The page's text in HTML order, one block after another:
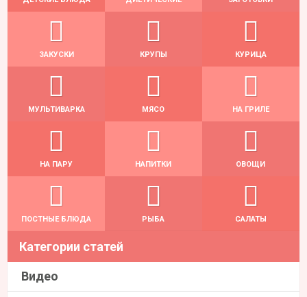
ЗАКУСКИ КРУПЫ КУРИЦА
МУЛЬТИВАРКА МЯСО НА ГРИЛЕ
НА ПАРУ НАПИТКИ ОВОЩИ
ПОСТНЫЕ БЛЮДА РЫБА САЛАТЫ
Категории статей
Видео